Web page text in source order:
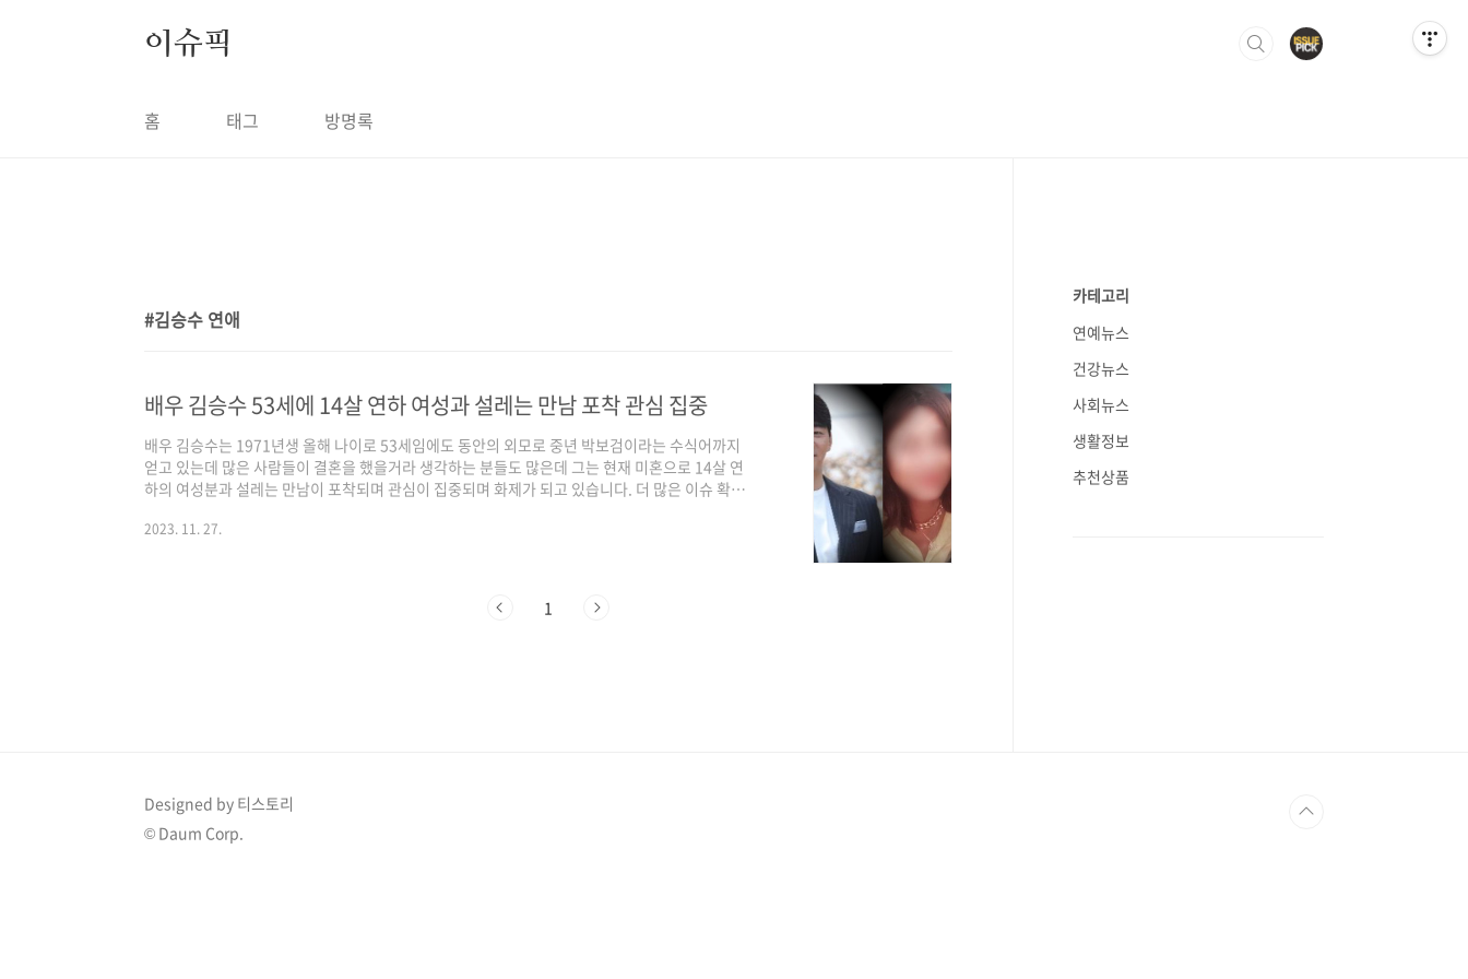
이슈픽
홈 태그 방명록
김승수 연애
배우 김승수 53세에 14살 연하 여성과 설레는 만남 포착 관심 집중
배우 김승수는 1971년생 올해 나이로 53세임에도 동안의 외모로 중년 박보검이라는 수식어까지
얻고 있는데 많은 사람들이 결혼을 했을거라 생각하는 분들도 많은데 그는 현재 미혼으로 14살 연
하의 여성분과 설레는 만남이 포착되며 관심이 집중되며 화제가 되고 있습니다. 더 많은 이슈 확인
세 배우 김승수의 소개팅 현장이 최초로 공개가 되면서 많은 화제를 모으고 있습니다. 김승수는 아
2023. 11. 27.
1
카테고리
연예뉴스
건강뉴스
사회뉴스
생활정보
추천상품
Designed by 티스토리
© Daum Corp.